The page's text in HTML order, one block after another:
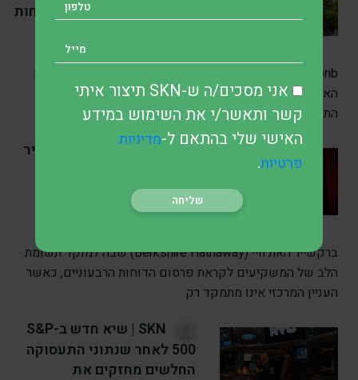
בבינה מלאכותית לאחר דוחות
האחרונות, לאחר שעקפה את תחזיות וול סטריט והעלתה את
התחזית לשנה
SKN | תוצאות ברקשייר
טענת הערך הסמוי בעידן
באפט ואייבל
ברקשייר האת'וויי (Berkshire Hathaway) שבה למוקד תשומת
הלב של המשקיעים לקראת פרסום הדוחות הרבעוניים, כאשר
העניין המרכזי אינו מתמקד רק
SKN | שיא חדש ב-S&P
500 לאחר שנתוני התעסוקה
החלשים מחזקים את
אני מסכים/ה ש-SKN תיצור איתי
קשר ותאשר/י את השימוש במידע
האישי שלי בהתאם ל-מדיניות
פרטיות.